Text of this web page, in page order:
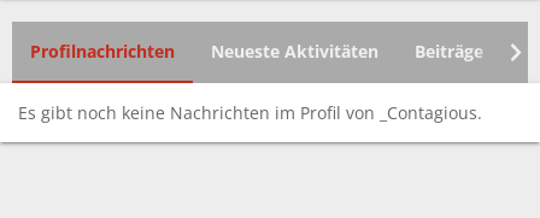
Profilnachrichten Neueste Aktivitäten Beiträge
Es gibt noch keine Nachrichten im Profil von _Contagious.